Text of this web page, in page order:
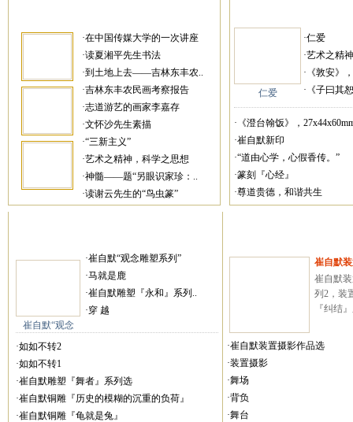
·在中国传媒大学的一次讲座
·读夏湘平先生书法
·到土地上去——吉林东丰农..
·吉林东丰农民画考察报告
·志道游艺的画家李嘉存
·文怀沙先生素描
·“三新主义”
·艺术之精神，科学之思想
·神髓——题“另眼识家珍：..
·读谢云先生的“鸟虫篆”
仁爱
·仁爱
·艺术之精
·《敦安》
·《子曰其
·《澄台翰饭》，
·崔自默新印
·“道由心学，心假香传。”
·篆刻『心经』
·尊道贵德，和谐共生
崔自默“观念
·崔自默“观念雕塑系列”
·马就是鹿
·崔自默雕塑『永和』系列..
·穿 越
·如如不转2
·如如不转1
·崔自默雕塑『舞者』系列选
·崔自默铜雕『历史的模糊的沉重的负荷』
·崔自默铜雕『龟就是兔』
崔自默
崔自默
列2，装
『纠结
·崔自默装置摄影作品选
·装置摄影
·舞场
·背负
·舞台